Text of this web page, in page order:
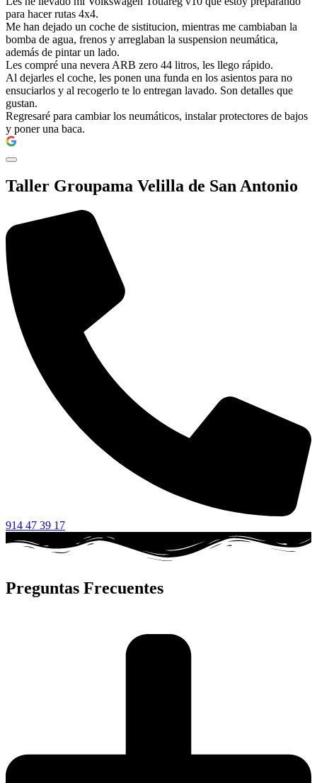
para hacer rutas 4x4.
Me han dejado un coche de sistitucion, mientras me cambiaban la
bomba de agua, frenos y arreglaban la suspension neumática,
además de pintar un lado.
Les compré una nevera ARB zero 44 litros, les llego rápido.
Al dejarles el coche, les ponen una funda en los asientos para no
ensuciarlos y al recogerlo te lo entregan lavado. Son detalles que
gustan.
Regresaré para cambiar los neumáticos, instalar protectores de bajos
y poner una baca.
Taller Groupama Velilla de San Antonio
914 47 39 17
Preguntas Frecuentes